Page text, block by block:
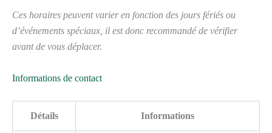
Ces horaires peuvent varier en fonction des jours fériés ou
d’événements spéciaux, il est donc recommandé de vérifier
avant de vous déplacer.
Informations de contact
Détails Informations